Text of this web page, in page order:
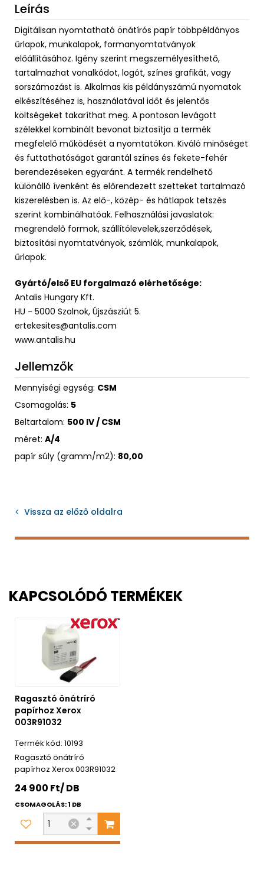
Leírás
Digitálisan nyomtatható önátírós papír többpéldányos
űrlapok, munkalapok, formanyomtatványok
előállításához. Igény szerint megszemélyesíthető,
tartalmazhat vonalkódot, logót, színes grafikát, vagy
sorszámozást is. Alkalmas kis példányszámú nyomatok
elkészítéséhez is, használatával időt és jelentős
költségeket takaríthat meg. A pontosan levágott
szélekkel kombinált bevonat biztosítja a termék
megfelelő működését a nyomtatókon. Kiváló minőséget
és futtathatóságot garantál színes és fekete-fehér
berendezéseken egyaránt. A termék rendelhető
különálló ívenként és előrendezett szetteket tartalmazó
kiszerelésben is. Az elő-, közép- és hátlapok tetszés
szerint kombinálhatóak. Felhasználási javaslatok:
megrendelő formok, szállítólevelek,szerződések,
biztosítási nyomtatványok, számlák, munkalapok,
űrlapok.
Gyártó/első EU forgalmazó elérhetősége:
Antalis Hungary Kft.
HU - 5000 Szolnok, Újszásziút 5.
ertekesites@antalis.com
www.antalis.hu
Jellemzők
Mennyiségi egység: CSM
Csomagolás: 5
Beltartalom: 500 IV / CSM
méret: A/4
papír súly (gramm/m2): 80,00
Vissza az előző oldalra
KAPCSOLÓDÓ TERMÉKEK
Ragasztó önátríró
papírhoz Xerox
003R91032
10193
Ragasztó önátríró
papírhoz Xerox 003R91032
24 900 Ft/ DB
CSOMAGOLÁS: 1 DB